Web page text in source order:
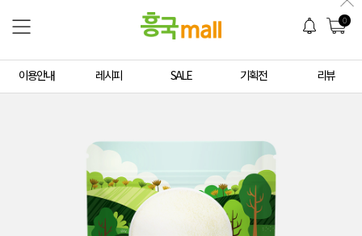
0
이용안내 레시피 SALE 기획전 리뷰